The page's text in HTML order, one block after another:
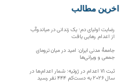
آخرین مطالب
رضایت اولیای دم؛ یک زندانی در میاندوآب
از اعدام رهایی یافت
جامعهٔ مدنی ایران: امید در میان ترومای
جمعی و ویرانی‌ها
ثبت ۷۱ اعدام در ژوئیه؛ شمار اعدام‌ها در
سال ۲۰۲۶ به دست‌کم ۴۴۴ نفر رسید